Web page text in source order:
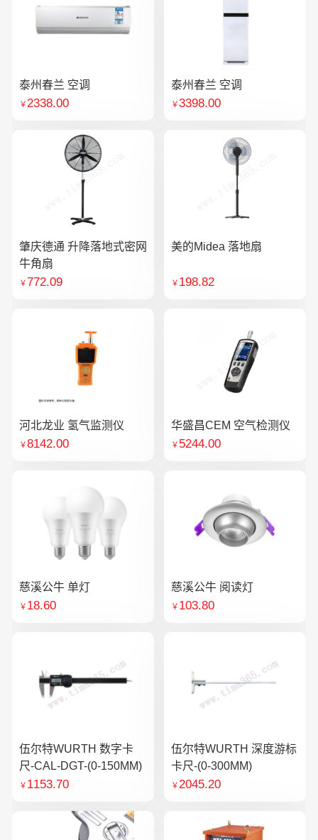
泰州春兰 空调
￥2338.00
泰州春兰 空调
￥3398.00
肇庆德通 升降落地式密网
牛角扇
￥772.09
美的Midea 落地扇
￥ 198.82
河北龙业 氢气监测仪
￥8142.00
华盛昌CEM 空气检测仪
￥ 5244.00
慈溪公牛 单灯
￥ 18.60
慈溪公牛 阅读灯
￥ 103.80
伍尔特WURTH 数字卡
尺-CAL-DGT-(0-150MM)
￥ 1153.70
伍尔特WURTH 深度游标
卡尺-(0-300MM)
￥2045.20